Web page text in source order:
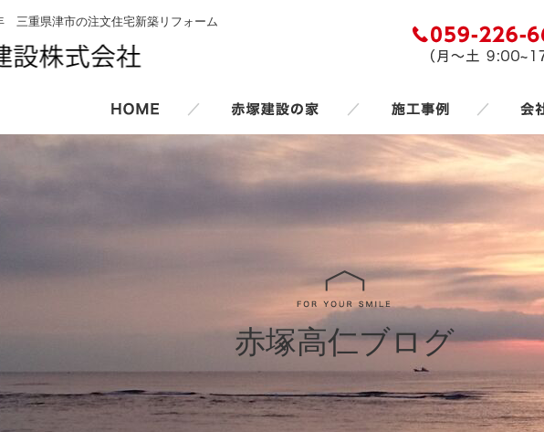
三重県津市の注文住宅新築リフォーム
／ ／ ／
赤塚高仁ブログ